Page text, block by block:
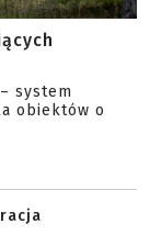
system
obiektów o